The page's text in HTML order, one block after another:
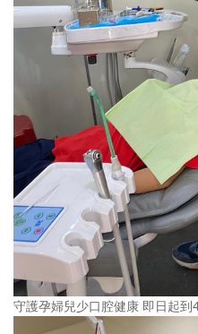
守護孕婦兒少口腔健康 即日起